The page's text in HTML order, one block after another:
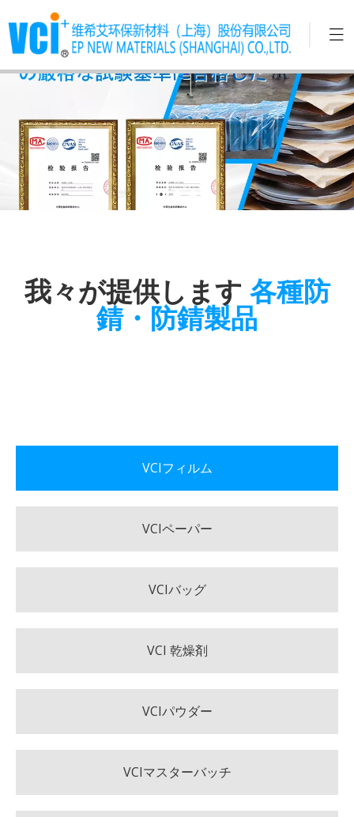
我々が提供します 各種防
錆・防錆製品
VCIフィルム
VCIペーパー
VCIバッグ
VCI 乾燥剤
VCIパウダー
VCIマスターバッチ